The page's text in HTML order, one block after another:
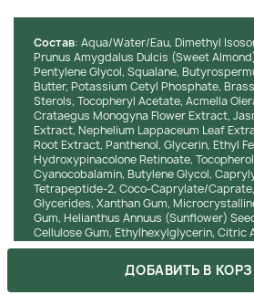
Экстракт акмелы огородной -
миорелаксирующим
разглаживает мелкие
омоложению кожи вокруг глаз
Сквалан - является
компонентом, который в
корня женьшеня помогает
повысить ее эластичность
Мощный тетрапептид -
коллагена, корректирует
повышает упругость кожи
Масло карите, миндальное
витамины Е и B12 - эффективно
разглаживают, успокаивают,
Состав: Aqua/Water/Eau, Dimethyl
Prunus Amygdalus Dulcis (Sweet
Pentylene Glycol, Squalane,
Butter, Potassium Cetyl Phosphate,
Sterols, Tocopheryl Acetate, Acmella
Crataegus Monogyna Flower Extract,
Extract, Nephelium Lappaceum Leaf
Root Extract, Panthenol, Glycerin, Ethyl
Hydroxypinacolone Retinoate,
Cyanocobalamin, Butylene Glycol,
Tetrapeptide-2, Coco-Caprylate/
Glycerides, Xanthan Gum,
Gum, Helianthus Annuus (Sunflower)
Cellulose Gum, Ethylhexylglycerin, Citric
Phenoxyethanol
ДОБАВИТЬ В